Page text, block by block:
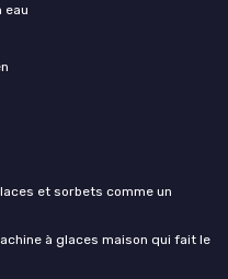
eau
et sorbets comme un
à glaces maison qui fait le